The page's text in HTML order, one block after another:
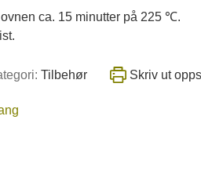
ca. 15 minutter på 225 ℃.
Tilbehør Skriv ut